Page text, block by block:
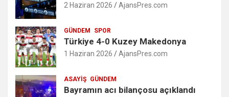
2 Haziran 2026 AjansPres.com
GÜNDEM SPOR
Türkiye 4-0 Kuzey Makedonya
1 Haziran 2026 AjansPres.com
ASAYIŞ GÜNDEM
Bayramın acı bilançosu açıklandı